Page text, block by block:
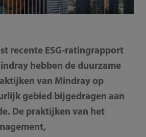
recente ESG-ratingrapport
hebben de duurzame
van Mindray op
gebied bijgedragen aan
De praktijken van het